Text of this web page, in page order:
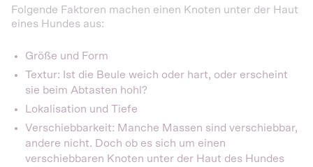
Folgende Faktoren machen einen Knoten unter der Haut
eines Hundes aus:
Größe und Form
Textur: Ist die Beule weich oder hart, oder erscheint
sie beim Abtasten hohl?
Lokalisation und Tiefe
Verschiebbarkeit: Manche Massen sind verschiebbar,
andere nicht. Doch ob es sich um einen
verschiebbaren Knoten unter der Haut des Hundes